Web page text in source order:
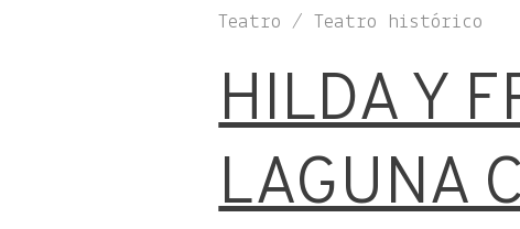
Teatro / Teatro histórico
HILDA Y
LAGUNA